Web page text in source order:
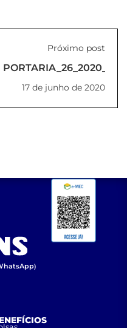
Próximo post
17 de junho de 2020
)